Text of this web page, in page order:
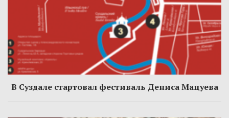
В Суздале стартовал фестиваль Дениса Мацуева